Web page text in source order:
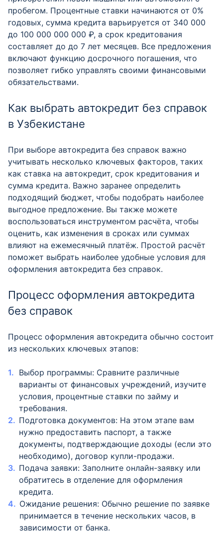
пробегом. Процентные ставки начинаются от 0%
годовых, сумма кредита варьируется от 340 000
до 100 000 000 000 ₽, а срок кредитования
составляет до до 7 лет месяцев. Все предложения
включают функцию досрочного погашения, что
позволяет гибко управлять своими финансовыми
обязательствами.
Как выбрать автокредит без справок
в Узбекистане
При выборе автокредита без справок важно
учитывать несколько ключевых факторов, таких
как ставка на автокредит, срок кредитования и
сумма кредита. Важно заранее определить
подходящий бюджет, чтобы подобрать наиболее
выгодное предложение. Вы также можете
воспользоваться инструментом расчёта, чтобы
оценить, как изменения в сроках или суммах
влияют на ежемесячный платёж. Простой расчёт
поможет выбрать наиболее удобные условия для
оформления автокредита без справок.
Процесс оформления автокредита
без справок
Процесс оформления автокредита обычно состоит
из нескольких ключевых этапов:
Выбор программы: Сравните различные
варианты от финансовых учреждений, изучите
условия, процентные ставки по займу и
требования.
Подготовка документов: На этом этапе вам
нужно предоставить паспорт, а также
документы, подтверждающие доходы (если это
необходимо), договор купли-продажи.
Подача заявки: Заполните онлайн-заявку или
обратитесь в отделение для оформления
кредита.
Ожидание решения: Обычно решение по заявке
принимается в течение нескольких часов, в
зависимости от банка.